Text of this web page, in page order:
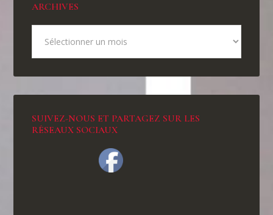
ARCHIVES
SUIVEZ-NOUS ET PARTAGEZ SUR LES
RÉSEAUX SOCIAUX